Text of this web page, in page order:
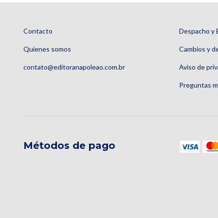
Contacto
Quienes somos
contato@editoranapoleao.com.br
Despacho y
Cambios y
Aviso de
Preguntas
Métodos de pago